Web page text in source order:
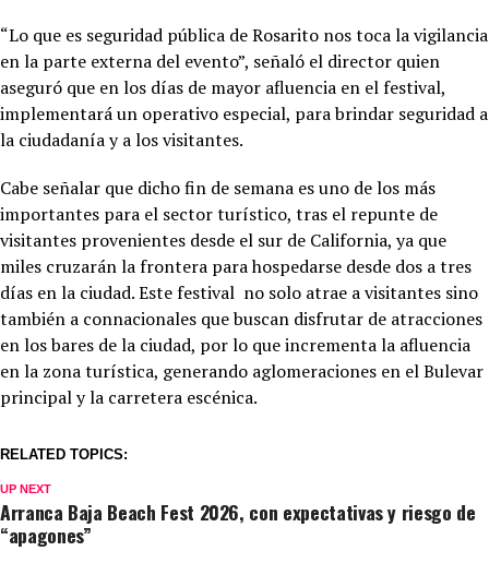
“Lo que es seguridad pública de Rosarito nos toca la vigilancia
en la parte externa del evento”, señaló el director quien
aseguró que en los días de mayor afluencia en el festival,
implementará un operativo especial, para brindar seguridad a
la ciudadanía y a los visitantes.
Cabe señalar que dicho fin de semana es uno de los más
importantes para el sector turístico, tras el repunte de
visitantes provenientes desde el sur de California, ya que
miles cruzarán la frontera para hospedarse desde dos a tres
días en la ciudad. Este festival no solo atrae a visitantes sino
también a connacionales que buscan disfrutar de atracciones
en los bares de la ciudad, por lo que incrementa la afluencia
en la zona turística, generando aglomeraciones en el Bulevar
principal y la carretera escénica.
RELATED TOPICS:
UP NEXT
Arranca Baja Beach Fest 2026, con expectativas y riesgo de
“apagones”